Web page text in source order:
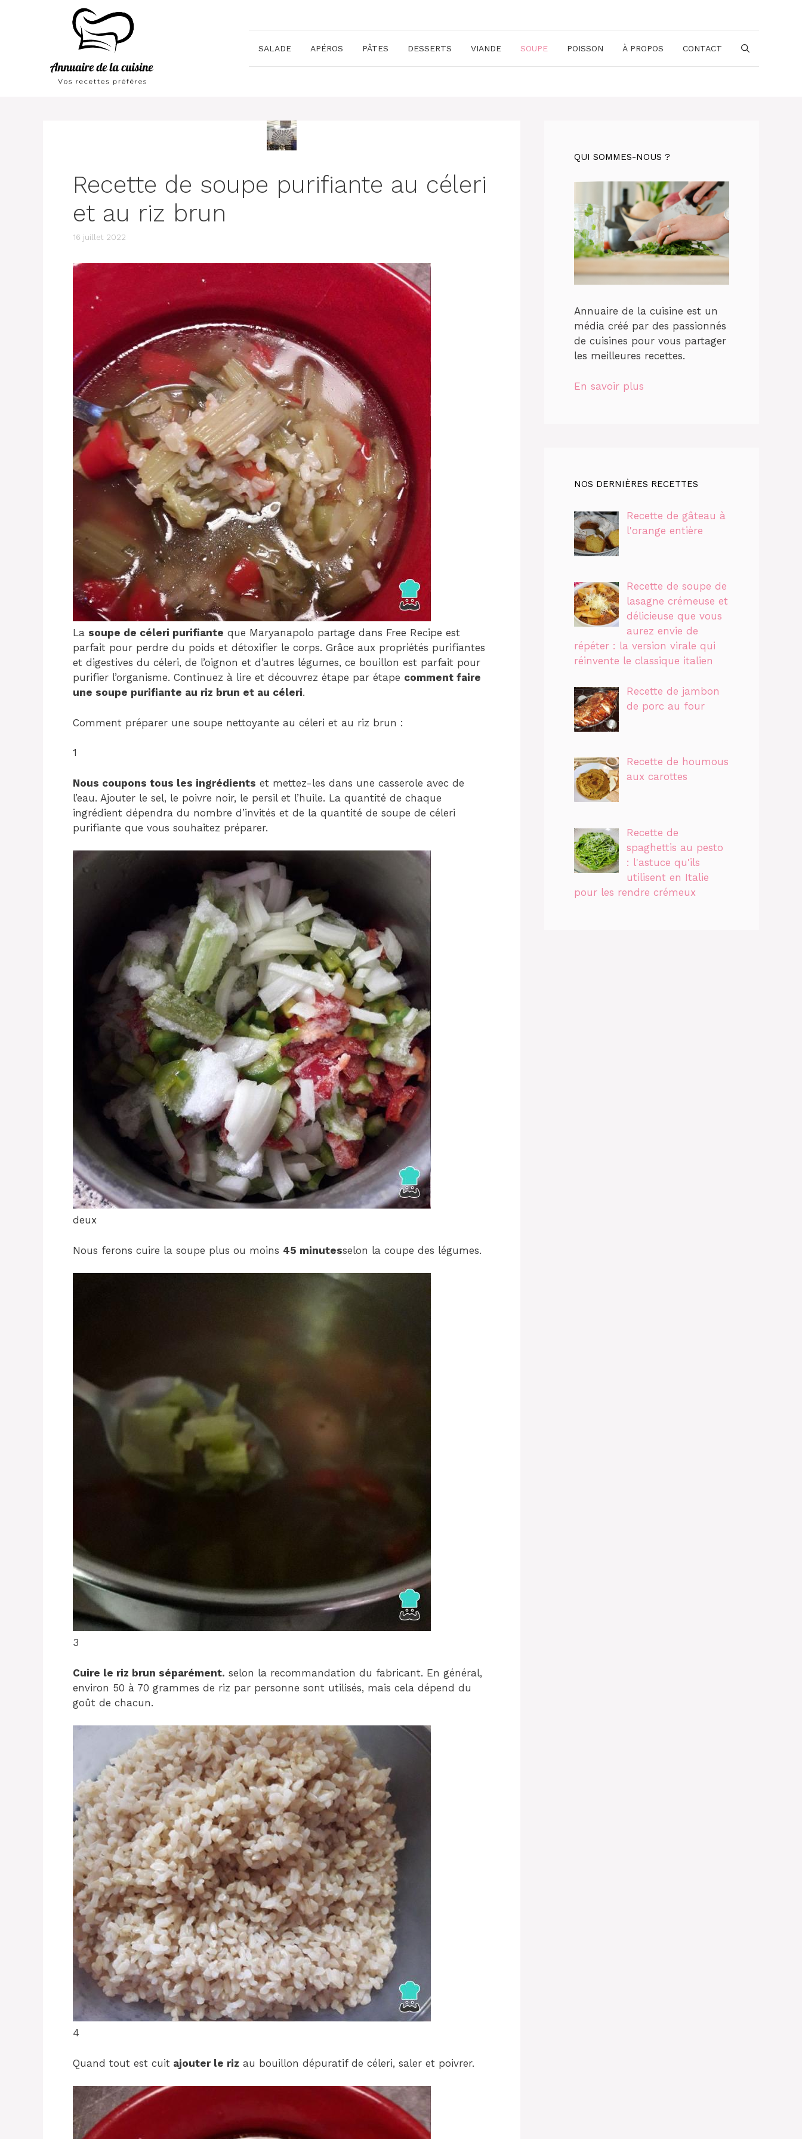
SALADE APÉROS PÂTES DESSERTS VIANDE SOUPE POISSON À PROPOS CONTACT
Recette de soupe purifiante au céleri
et au riz brun
16 juillet 2022
La soupe de céleri purifiante que Maryanapolo partage dans Free Recipe est
parfait pour perdre du poids et détoxifier le corps. Grâce aux propriétés purifiantes
et digestives du céleri, de l’oignon et d’autres légumes, ce bouillon est parfait pour
purifier l’organisme. Continuez à lire et découvrez étape par étape comment faire
une soupe purifiante au riz brun et au céleri.
Comment préparer une soupe nettoyante au céleri et au riz brun :
1
Nous coupons tous les ingrédients et mettez-les dans une casserole avec de
l’eau. Ajouter le sel, le poivre noir, le persil et l’huile. La quantité de chaque
ingrédient dépendra du nombre d’invités et de la quantité de soupe de céleri
purifiante que vous souhaitez préparer.
deux
Nous ferons cuire la soupe plus ou moins 45 minutesselon la coupe des légumes.
3
Cuire le riz brun séparément. selon la recommandation du fabricant. En général,
environ 50 à 70 grammes de riz par personne sont utilisés, mais cela dépend du
goût de chacun.
4
Quand tout est cuit ajouter le riz au bouillon dépuratif de céleri, saler et poivrer.
QUI SOMMES-NOUS ?
Annuaire de la cuisine est un
média créé par des passionnés
de cuisines pour vous partager
les meilleures recettes.
En savoir plus
NOS DERNIÈRES RECETTES
Recette de gâteau à
l'orange entière
Recette de soupe de
lasagne crémeuse et
délicieuse que vous
aurez envie de
répéter : la version virale qui
réinvente le classique italien
Recette de jambon
de porc au four
Recette de houmous
aux carottes
Recette de
spaghettis au pesto
: l'astuce qu'ils
utilisent en Italie
pour les rendre crémeux